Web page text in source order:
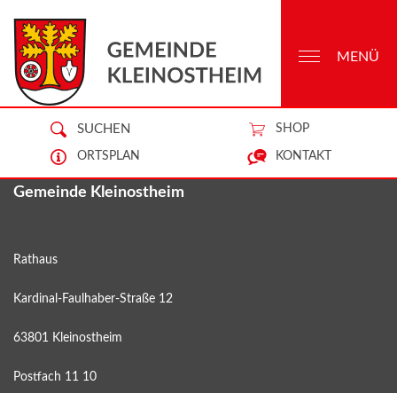
SUCHEN SHOP
ORTSPLAN KONTAKT
MENÜ
Gemeinde Kleinostheim
Rathaus
Kardinal-Faulhaber-Straße 12
63801 Kleinostheim
Postfach 11 10